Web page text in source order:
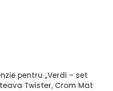
pentru „Verdi – set
Twister, Crom Mat